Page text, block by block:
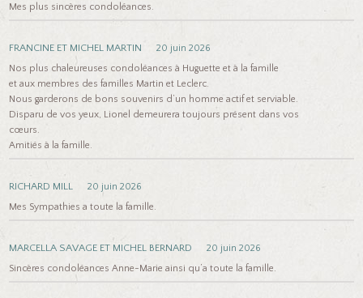
Mes plus sincères condoléances.
FRANCINE ET MICHEL MARTIN
20 juin 2026
Nos plus chaleureuses condoléances à Huguette et à la famille
et aux membres des familles Martin et Leclerc.
Nous garderons de bons souvenirs d’un homme actif et serviable.
Disparu de vos yeux, Lionel demeurera toujours présent dans vos
cœurs.
Amitiés à la famille.
RICHARD MILL
20 juin 2026
Mes Sympathies a toute la famille.
MARCELLA SAVAGE ET MICHEL BERNARD
20 juin 2026
Sincères condoléances Anne-Marie ainsi qu’a toute la famille.